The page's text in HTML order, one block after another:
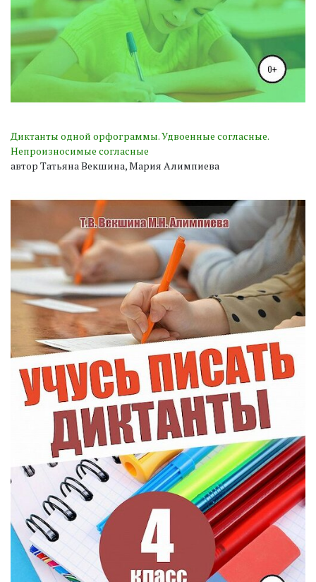
Диктанты одной орфограммы. Удвоенные согласные.
Непроизносимые согласные
автор Татьяна Векшина, Мария Алимпиева